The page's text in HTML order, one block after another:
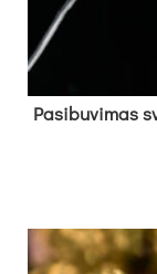
Pa­si­bu­vi­mas